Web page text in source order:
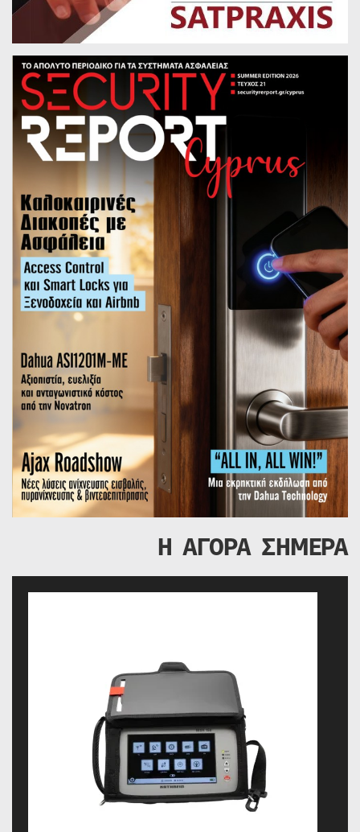
Η ΑΓΟΡΑ ΣΗΜΕΡΑ